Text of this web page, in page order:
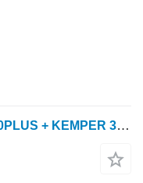
Fendt KATANA 85 + KEMPER 390PLUS + KEMPER 3002